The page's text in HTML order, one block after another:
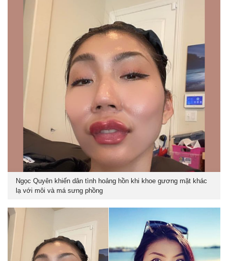
Ngọc Quyên khiến dân tình hoảng hồn khi khoe gương mặt khác
lạ với môi và má sưng phồng